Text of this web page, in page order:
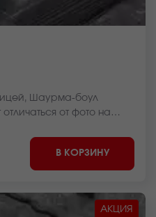
Шаурма-боул
от фото на
В КОРЗИНУ
АКЦИЯ